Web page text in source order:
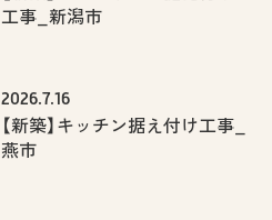
工事_新潟市
2026.7.16
【新築】キッチン据え付け工事_
燕市